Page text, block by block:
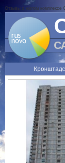
Отзывы о жилом комплексе